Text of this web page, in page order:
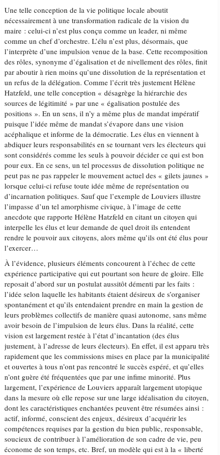
Une telle conception de la vie politique locale aboutit
nécessairement à une transformation radicale de la vision du
maire : celui-ci n’est plus conçu comme un leader, ni même
comme un chef d’orchestre. L’élu n’est plus, désormais, que
l’interprète d’une impulsion venue de la base. Cette recomposition
des rôles, synonyme d’égalisation et de nivellement des rôles, finit
par aboutir à rien moins qu’une dissolution de la représentation et
un refus de la délégation. Comme l’écrit très justement Hélène
Hatzfeld, une telle conception « désagrège la hiérarchie des
sources de légitimité » par une « égalisation postulée des
positions ». En un sens, il n’y a même plus de mandat impératif
puisque l’idée même de mandat s’évapore dans une vision
acéphalique et informe de la démocratie. Les élus en viennent à
abdiquer leurs responsabilités en se tournant vers les électeurs qui
sont considérés comme les seuls à pouvoir décider ce qui est bon
pour eux. En ce sens, un tel processus de dissolution politique ne
peut pas ne pas rappeler le mouvement actuel des « gilets jaunes »
lorsque celui-ci refuse toute idée même de représentation ou
d’incarnation politiques. Sauf que l’exemple de Louviers illustre
l’impasse d’un tel amorphisme civique, à l’image de cette
anecdote que rapporte Hélène Hatzfeld en citant un citoyen qui
interpelle les élus et leur demande de quel droit ils entendent
rendre le pouvoir aux citoyens, alors même qu’ils ont été élus pour
l’exercer…
À l’évidence, plusieurs éléments concourent à l’échec de cette
expérience participative qui eut pourtant son heure de gloire. Elle
reposait d’abord sur un postulat aussitôt démenti par les faits :
l’idée selon laquelle les habitants étaient désireux de s’organiser
spontanément et qu’ils entendaient prendre en main la gestion de
leurs problèmes collectifs de manière quasi autonome, sans même
avoir besoin de l’impulsion de leurs élus. Dans la réalité, cette
vision est largement restée à l’état d’incantation (des élus
justement, à l’adresse de leurs électeurs). En effet, il est apparu très
rapidement que les commissions mises en place par la municipalité
et ouvertes à tous n’ont pas rencontré le succès espéré, et qu’elles
n’ont guère été fréquentées que par une infime minorité. Plus
largement, l’expérience de Louviers apparaît largement utopique
dans la mesure où elle repose sur une large idéalisation du citoyen,
dont les caractéristiques enchantées peuvent être résumées ainsi :
actif, informé, conscient des enjeux, désireux d’acquérir les
compétences requises par la gestion du bien public, responsable,
soucieux de contribuer à l’amélioration de son cadre de vie, peu
économe de son temps, etc. Bref, un modèle qui est à la « liberté